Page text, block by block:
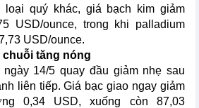
loại quý khác, giá bạch kim giảm
USD/ounce, trong khi palladium
USD/ounce.
chuỗi tăng nóng
14/5 quay đầu giảm nhẹ sau
liên tiếp. Giá bạc giao ngay giảm
0,34 USD, xuống còn 87,03